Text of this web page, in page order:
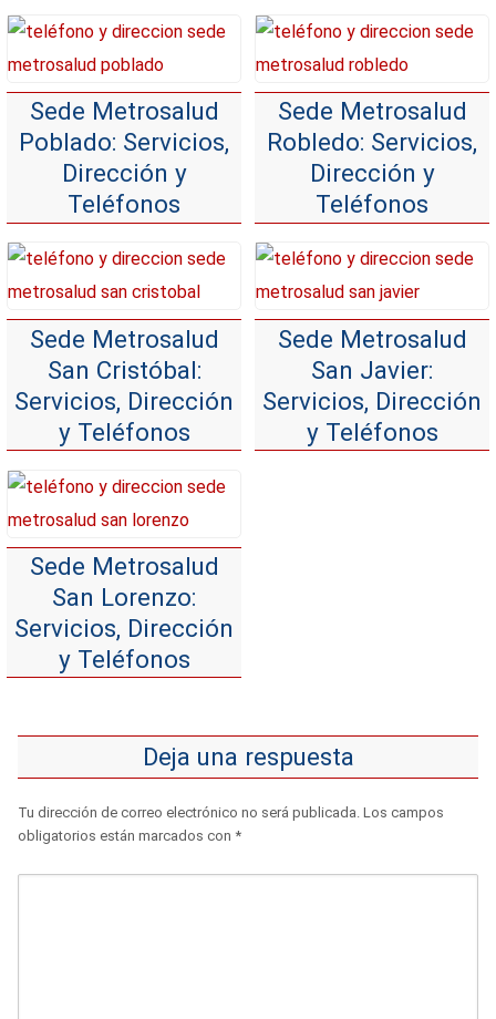
Sede Metrosalud
Poblado: Servicios,
Dirección y
Teléfonos
Sede Metrosalud
Robledo: Servicios,
Dirección y
Teléfonos
Sede Metrosalud
San Cristóbal:
Servicios, Dirección
y Teléfonos
Sede Metrosalud
San Javier:
Servicios, Dirección
y Teléfonos
Sede Metrosalud
San Lorenzo:
Servicios, Dirección
y Teléfonos
Deja una respuesta
Tu dirección de correo electrónico no será publicada. Los campos
obligatorios están marcados con *